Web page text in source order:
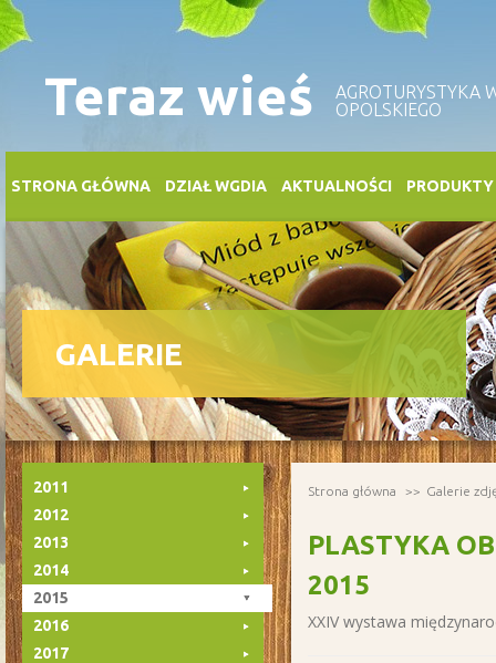
Teraz wieś
AGROTURYSTYKA
OPOLSKIEGO
STRONA GŁÓWNA DZIAŁ WGDIA AKTUALNOŚCI PRODUKTY
GALERIE
2011
2012
2013
2014
2015
2016
2017
Strona główna Galerie
PLASTYKA
2015
XXIV wystawa